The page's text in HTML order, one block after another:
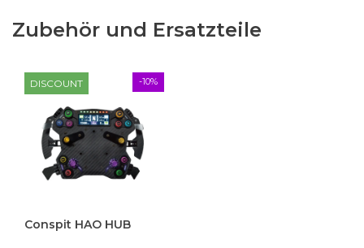
Zubehör und Ersatzteile
DISCOUNT
Conspit HAO HUB
-10%